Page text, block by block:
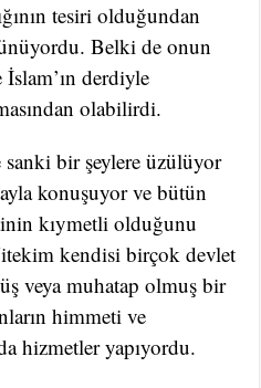
tesiri olduğundan
Belki de onun
derdiyle
olabilirdi.
bir şeylere üzülüyor
konuşuyor ve bütün
kıymetli olduğunu
kendisi birçok devlet
veya muhatap olmuş bir
himmeti ve
hizmetler yapıyordu.